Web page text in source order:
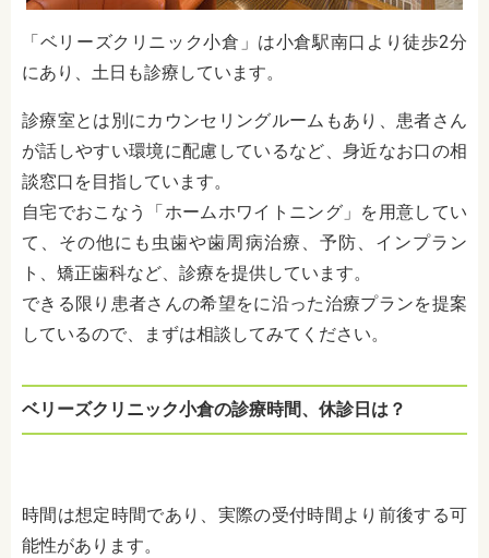
「ベリーズクリニック小倉」は小倉駅南口より徒歩2分
にあり、土日も診療しています。
診療室とは別にカウンセリングルームもあり、患者さん
が話しやすい環境に配慮しているなど、身近なお口の相
談窓口を目指しています。
自宅でおこなう「ホームホワイトニング」を用意してい
て、その他にも虫歯や歯周病治療、予防、 インプラン
ト、矯正歯科など、診療を提供しています。
できる限り患者さんの希望をに沿った治療プランを提案
しているので、まずは相談してみてください。
ベリーズクリニック小倉の診療時間、休診日は？
時間は想定時間であり、実際の受付時間より前後する可
能性があります。